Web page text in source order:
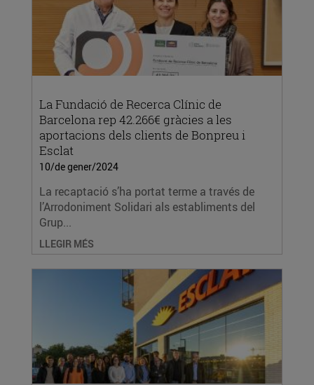
La Fundació de Recerca Clínic de
Barcelona rep 42.266€ gràcies a les
aportacions dels clients de Bonpreu i
Esclat
10/de gener/2024
La recaptació s’ha portat terme a través de
l’Arrodoniment Solidari als establiments del
Grup...
LLEGIR MÉS